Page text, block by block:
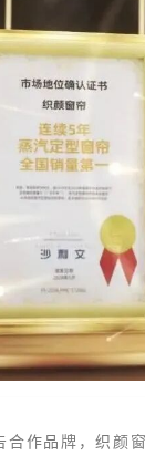
合作品牌，织颜